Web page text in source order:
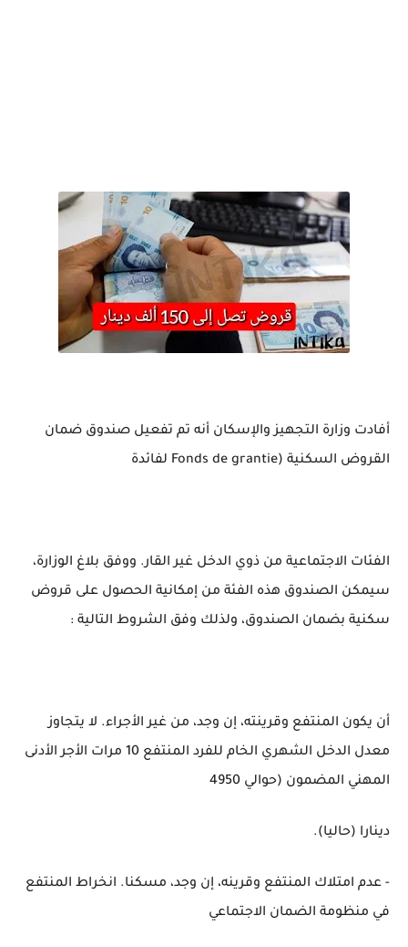
أفادت وزارة التجهيز والإسكان أنه تم تفعيل صندوق ضمان
القروض السكنية (Fonds de grantie لفائدة
الفئات الاجتماعية من ذوي الدخل غير القار. ووفق بلاغ الوزارة،
سيمكن الصندوق هذه الفئة من إمكانية الحصول على قروض
سكنية بضمان الصندوق، ولذلك وفق الشروط التالية :
أن يكون المنتفع وقرينته، إن وجد، من غير الأجراء. لا يتجاوز
معدل الدخل الشهري الخام للفرد المنتفع 10 مرات الأجر الأدنى
المهني المضمون (حوالي 4950
دينارا (حاليا).
- عدم امتلاك المنتفع وقرينه، إن وجد، مسكنا. انخراط المنتفع
في منظومة الضمان الاجتماعي